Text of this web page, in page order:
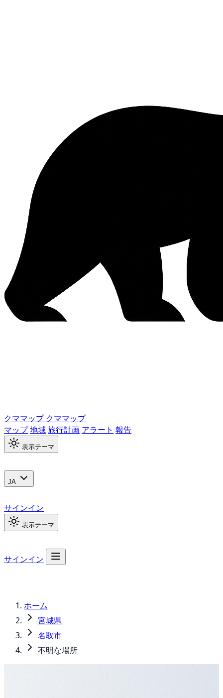
クママップ クママップ
マップ地域旅行計画 アラート 報告
表示テーマ
JA
サインイン
表示テーマ
サインイン
ホーム
宮城県
名取市
不明な場所